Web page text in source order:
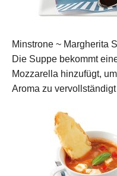
Minstrone ~ Margherita
Die Suppe bekommt
Mozzarella hinzufügt,
Aroma zu